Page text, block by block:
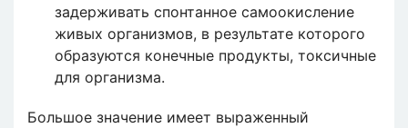
задерживать спонтанное самоокисление
живых организмов, в результате которого
образуются конечные продукты, токсичные
для организма.
Большое значение имеет выраженный